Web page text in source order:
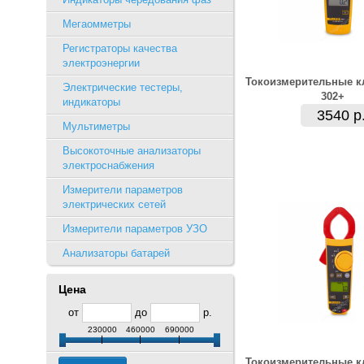
Мегаомметры
Регистраторы качества
электроэнергии
Электрические тестеры,
индикаторы
Мультиметры
Высокоточные анализаторы
электроснабжения
Измерители параметров
электрических сетей
Измерители параметров УЗО
Анализаторы батарей
Цена
от до р.
230000 460000 690000
Токоизмерительные
302+
3540